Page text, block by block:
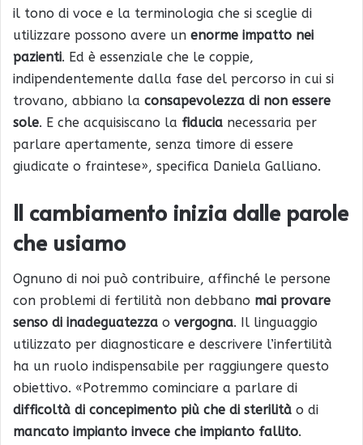
il tono di voce e la terminologia che si sceglie di
utilizzare possono avere un enorme impatto nei
pazienti. Ed è essenziale che le coppie,
indipendentemente dalla fase del percorso in cui si
trovano, abbiano la consapevolezza di non essere
sole. E che acquisiscano la fiducia necessaria per
parlare apertamente, senza timore di essere
giudicate o fraintese», specifica Daniela Galliano.
Il cambiamento inizia dalle parole
che usiamo
Ognuno di noi può contribuire, affinché le persone
con problemi di fertilità non debbano mai provare
senso di inadeguatezza o vergogna. Il linguaggio
utilizzato per diagnosticare e descrivere l’infertilità
ha un ruolo indispensabile per raggiungere questo
obiettivo. «Potremmo cominciare a parlare di
difficoltà di concepimento più che di sterilità o di
mancato impianto invece che impianto fallito.